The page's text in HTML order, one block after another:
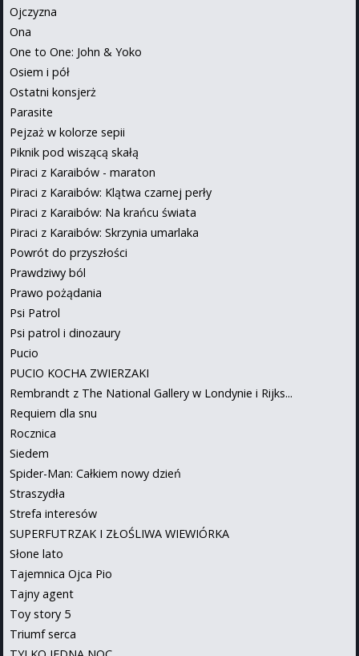
Ojczyzna
Ona
One to One: John & Yoko
Osiem i pół
Ostatni konsjerż
Parasite
Pejzaż w kolorze sepii
Piknik pod wiszącą skałą
Piraci z Karaibów - maraton
Piraci z Karaibów: Klątwa czarnej perły
Piraci z Karaibów: Na krańcu świata
Piraci z Karaibów: Skrzynia umarlaka
Powrót do przyszłości
Prawdziwy ból
Prawo pożądania
Psi Patrol
Psi patrol i dinozaury
Pucio
PUCIO KOCHA ZWIERZAKI
Rembrandt z The National Gallery w Londynie i Rijks...
Requiem dla snu
Rocznica
Siedem
Spider-Man: Całkiem nowy dzień
Straszydła
Strefa interesów
SUPERFUTRZAK I ZŁOŚLIWA WIEWIÓRKA
Słone lato
Tajemnica Ojca Pio
Tajny agent
Toy story 5
Triumf serca